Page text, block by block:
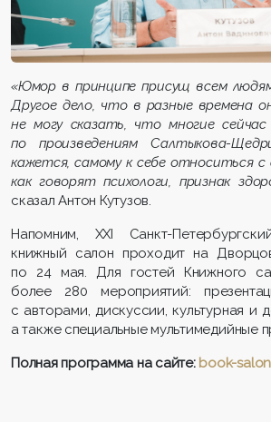
«Юмор в принципе присущ всем
Другое дело, что в разные времена
не могу сказать, что многие
по произведениям Салтыкова-
кажется, самому к себе относиться
как говорят психологи, признак
сказал Антон Кутузов.
Напомним, XXI Санкт-
книжный салон проходит на
по 24 мая. Для гостей Книжного
более 280 мероприятий:
с авторами, дискуссии, культурная и
а также специальные мультимедийные
Полная программа на сайте: book-